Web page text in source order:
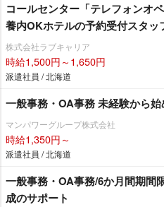
コールセンター「テレフォンオ
養内OKホテルの予約受付スタッ
株式会社ラブキャリア
時給1,500円～1,650円
派遣社員 / 北海道
一般事務・OA事務 未経験から
マンパワーグループ株式会社
時給1,350円～
派遣社員 / 北海道
一般事務・OA事務/6か月間期間
成のサポート